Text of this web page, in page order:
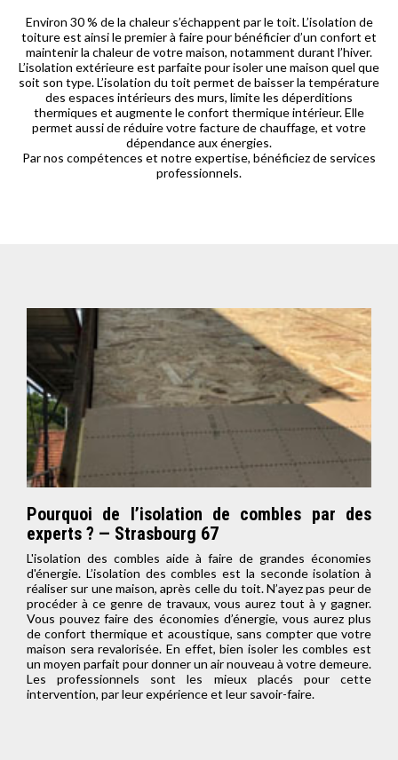
Environ 30 % de la chaleur s’échappent par le toit. L’isolation de
toiture est ainsi le premier à faire pour bénéficier d’un confort et
maintenir la chaleur de votre maison, notamment durant l’hiver.
L’isolation extérieure est parfaite pour isoler une maison quel que
soit son type. L’isolation du toit permet de baisser la température
des espaces intérieurs des murs, limite les déperditions
thermiques et augmente le confort thermique intérieur. Elle
permet aussi de réduire votre facture de chauffage, et votre
dépendance aux énergies.
Par nos compétences et notre expertise, bénéficiez de services
professionnels.
Pourquoi de l’isolation de combles par des
experts ? — Strasbourg 67
L'isolation des combles aide à faire de grandes économies
d'énergie. L’isolation des combles est la seconde isolation à
réaliser sur une maison, après celle du toit. N’ayez pas peur de
procéder à ce genre de travaux, vous aurez tout à y gagner.
Vous pouvez faire des économies d’énergie, vous aurez plus
de confort thermique et acoustique, sans compter que votre
maison sera revalorisée. En effet, bien isoler les combles est
un moyen parfait pour donner un air nouveau à votre demeure.
Les professionnels sont les mieux placés pour cette
intervention, par leur expérience et leur savoir-faire.